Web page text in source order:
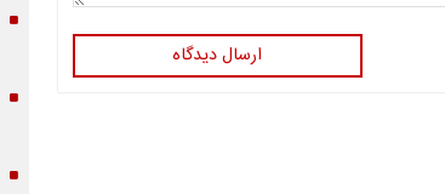
ارسال دیدگاه